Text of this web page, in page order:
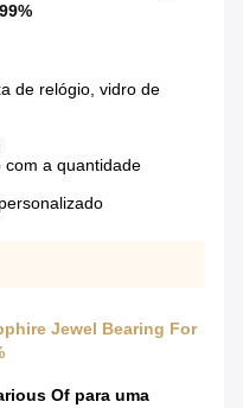
99%
de relógio, vidro de
com a quantidade
Jewel Bearing For
Of para uma